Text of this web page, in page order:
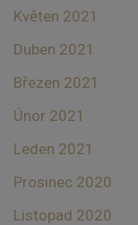
Květen 2021
Duben 2021
Březen 2021
Únor 2021
Leden 2021
Prosinec 2020
Listopad 2020